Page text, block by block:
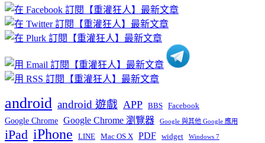
章
分
類
android android 遊戲 APP BBS Facebook
Google Chrome Google Chrome 瀏覽器 Google 與其他 Google 應用
iPad iPhone LINE Mac OS X PDF widget Windows 7